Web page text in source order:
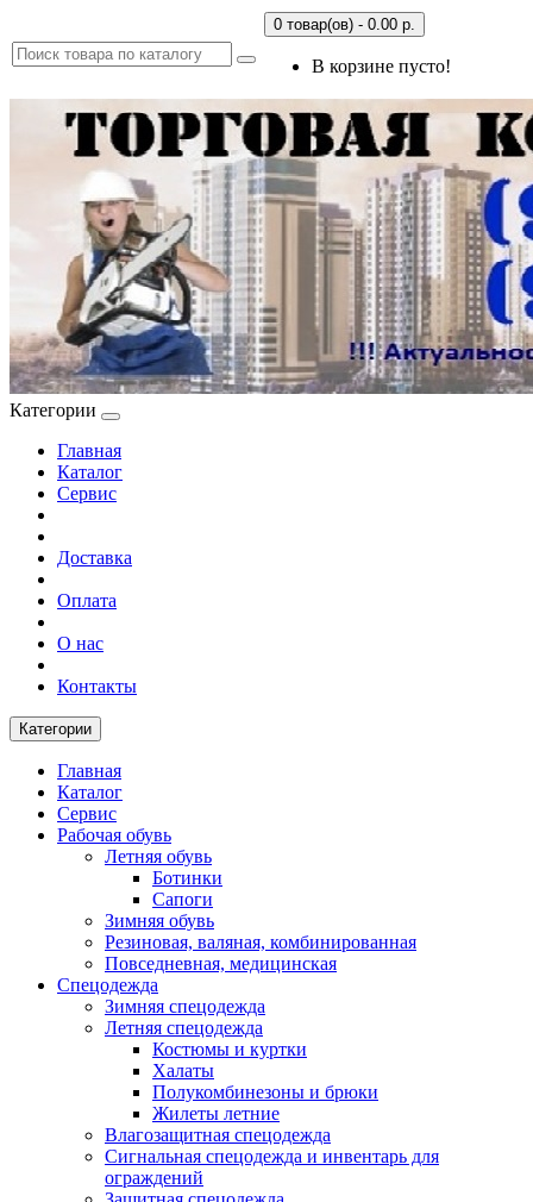
0 товар(ов) - 0.00 р.
В корзине пусто!
Категории
Главная
Каталог
Сервис
Доставка
Оплата
О нас
Контакты
Категории
Главная
Каталог
Сервис
Рабочая обувь
Летняя обувь
Ботинки
Сапоги
Зимняя обувь
Резиновая, валяная, комбинированная
Повседневная, медицинская
Спецодежда
Зимняя спецодежда
Летняя спецодежда
Костюмы и куртки
Халаты
Полукомбинезоны и брюки
Жилеты летние
Влагозащитная спецодежда
Сигнальная спецодежда и инвентарь для
ограждений